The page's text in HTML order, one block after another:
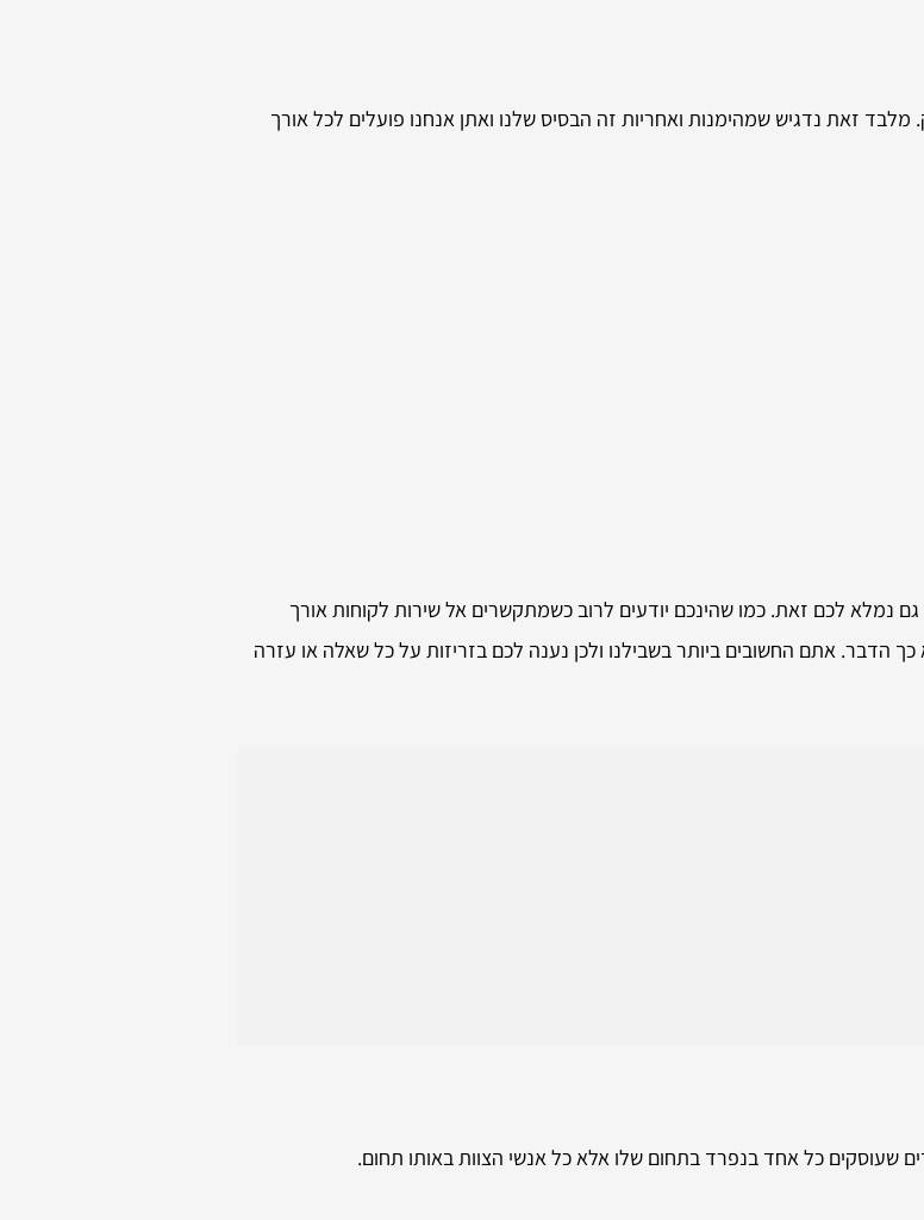
זאת נדגיש שמהימנות ואחריות זה הבסיס שלנו ואתן אנחנו פועלים לכל אורך
נמלא לכם זאת. כמו שהינכם יודעים לרוב כשמתקשרים אל שירות לקוחות אורך
אתם החשובים ביותר בשבילנו ולכן נענה לכם בזריזות על כל שאלה או עזרה
שעוסקים כל אחד בנפרד בתחום שלו אלא כל אנשי הצוות באותו תחום.